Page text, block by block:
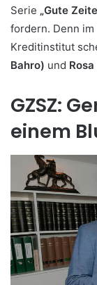
Serie „Gute
fordern. Denn im
Kreditinstitut
Bahro) und
GZSZ:
einem